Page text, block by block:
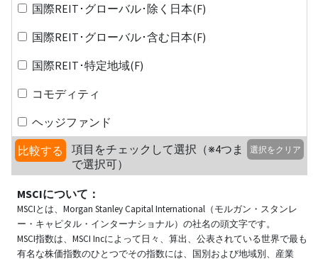
国際REIT･グローバル･除く日本(F)
国際REIT･グローバル･含む日本(F)
国際REIT･特定地域(F)
コモディティ
ヘッジファンド
比較する
項目をチェックして選択（※4つま
で選択可）
選択をクリア
MSCIについて：
MSCIとは、Morgan Stanley Capital International（モルガン・スタンレ
ー・キャピタル・インターナショナル）の社名の頭文字です。
MSCI指数は、MSCI Incによって日々、算出、公表されている世界で最も
有名な株価指数のひとつでその指数には、国別および地域別、産業